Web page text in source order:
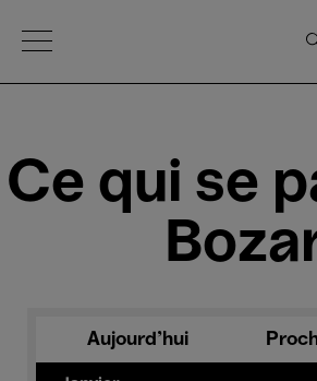
Open Menu
Ce qui se
Aujourd'hui